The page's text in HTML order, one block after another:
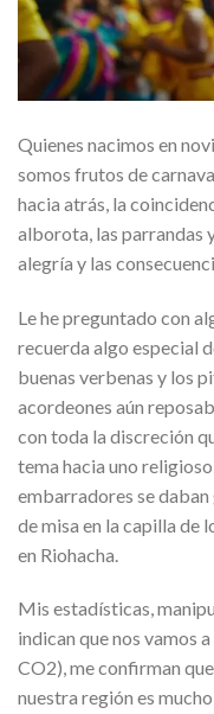
Quienes nacimos en
somos frutos de
hacia atrás, la
alborota, las parrandas
alegría y las
Le he preguntado con
recuerda algo especial
buenas verbenas y los
acordeones aún
con toda la discreción
tema hacia uno
embarradores se
de misa en la capilla de
en Riohacha.
Mis estadísticas,
indican que nos vamos
CO2), me confirman
nuestra región es